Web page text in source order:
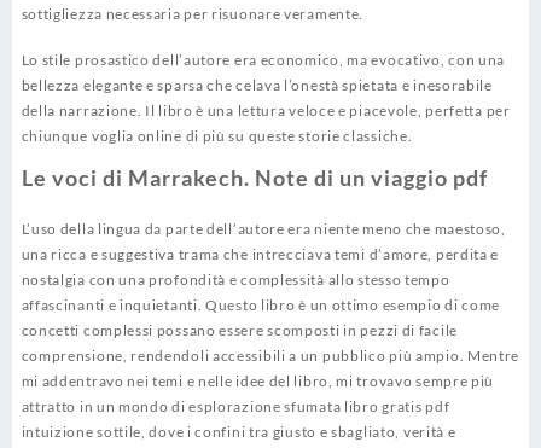
sottigliezza necessaria per risuonare veramente.
Lo stile prosastico dell’autore era economico, ma evocativo, con una
bellezza elegante e sparsa che celava l’onestà spietata e inesorabile
della narrazione. Il libro è una lettura veloce e piacevole, perfetta per
chiunque voglia online di più su queste storie classiche.
Le voci di Marrakech. Note di un viaggio pdf
L’uso della lingua da parte dell’autore era niente meno che maestoso,
una ricca e suggestiva trama che intrecciava temi d’amore, perdita e
nostalgia con una profondità e complessità allo stesso tempo
affascinanti e inquietanti. Questo libro è un ottimo esempio di come
concetti complessi possano essere scomposti in pezzi di facile
comprensione, rendendoli accessibili a un pubblico più ampio. Mentre
mi addentravo nei temi e nelle idee del libro, mi trovavo sempre più
attratto in un mondo di esplorazione sfumata libro gratis pdf
intuizione sottile, dove i confini tra giusto e sbagliato, verità e